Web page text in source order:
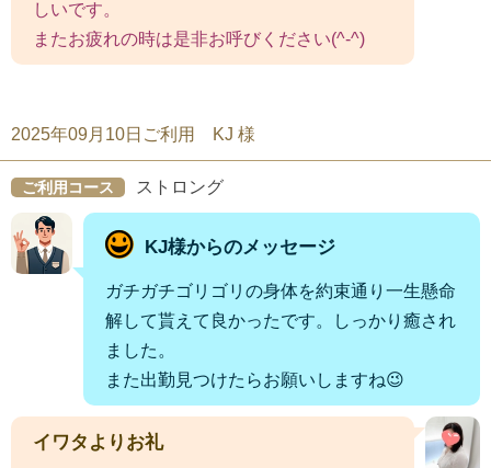
しいです。
またお疲れの時は是非お呼びください(^-^)
2025年09月10日ご利用 KJ 様
ご利用コース ストロング
KJ様からのメッセージ
ガチガチゴリゴリの身体を約束通り一生懸命
解して貰えて良かったです。しっかり癒され
ました。
また出勤見つけたらお願いしますね😉
イワタよりお礼